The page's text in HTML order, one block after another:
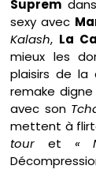
Suprem
sexy avec
Kalash, La
mieux les
plaisirs de la
remake
avec son
mettent à
tour et «